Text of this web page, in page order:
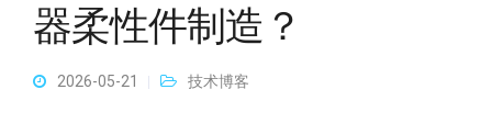
器柔性件制造？
2026-05-21 技术博客